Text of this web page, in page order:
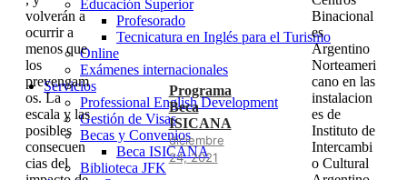
Educación Superior
Profesorado
Tecnicatura en Inglés para el Turismo
Online
Exámenes internacionales
Servicios
Professional English Development
Gestión de Visas
Becas y Convenios
Beca ISICANA
Biblioteca JFK
volverán a
ocurrir a
menos que
los
prevengam
os. La
escala y las
posibles
consecuen
cias del
Binacional
es
Argentino
Norteameri
cano en las
instalacion
es de
Instituto de
Intercambi
o Cultural
Programa
Beca
ISICANA
diciembre
24, 2021